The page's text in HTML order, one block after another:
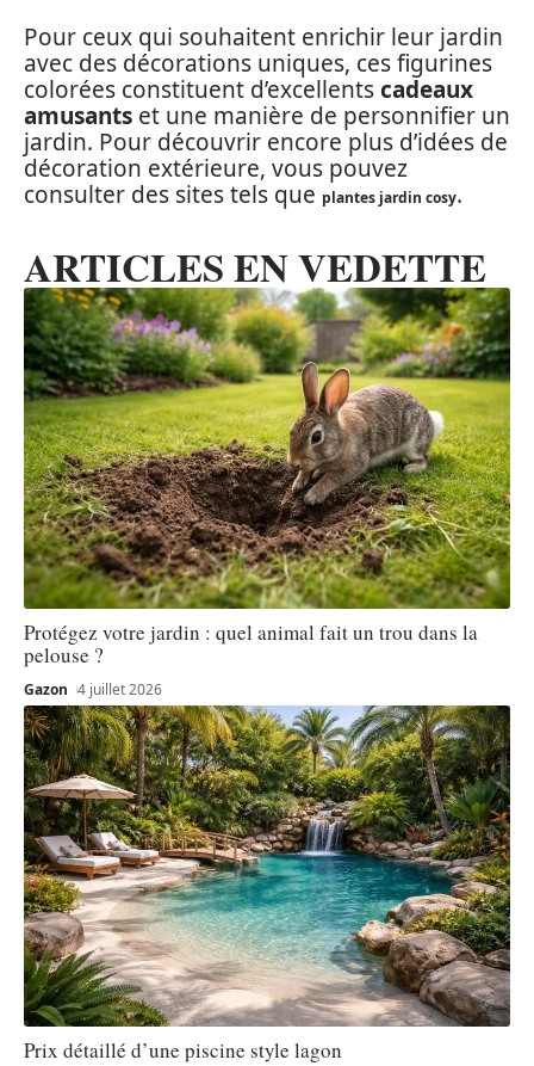
Pour ceux qui souhaitent enrichir leur jardin
avec des décorations uniques, ces figurines
colorées constituent d’excellentscadeaux
amusants et une manière de personnifier un
jardin. Pour découvrir encore plus d’idées de
décoration extérieure, vous pouvez
consulter des sites tels que plantes jardin cosy.
ARTICLES EN VEDETTE
Protégez votre jardin : quel animal fait un trou dans la
pelouse ?
Gazon 4 juillet 2026
Prix détaillé d’une piscine style lagon